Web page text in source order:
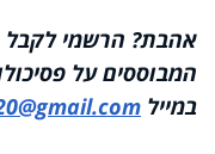
אהבת? הרשמי לקבל
המבוססים על
במייל